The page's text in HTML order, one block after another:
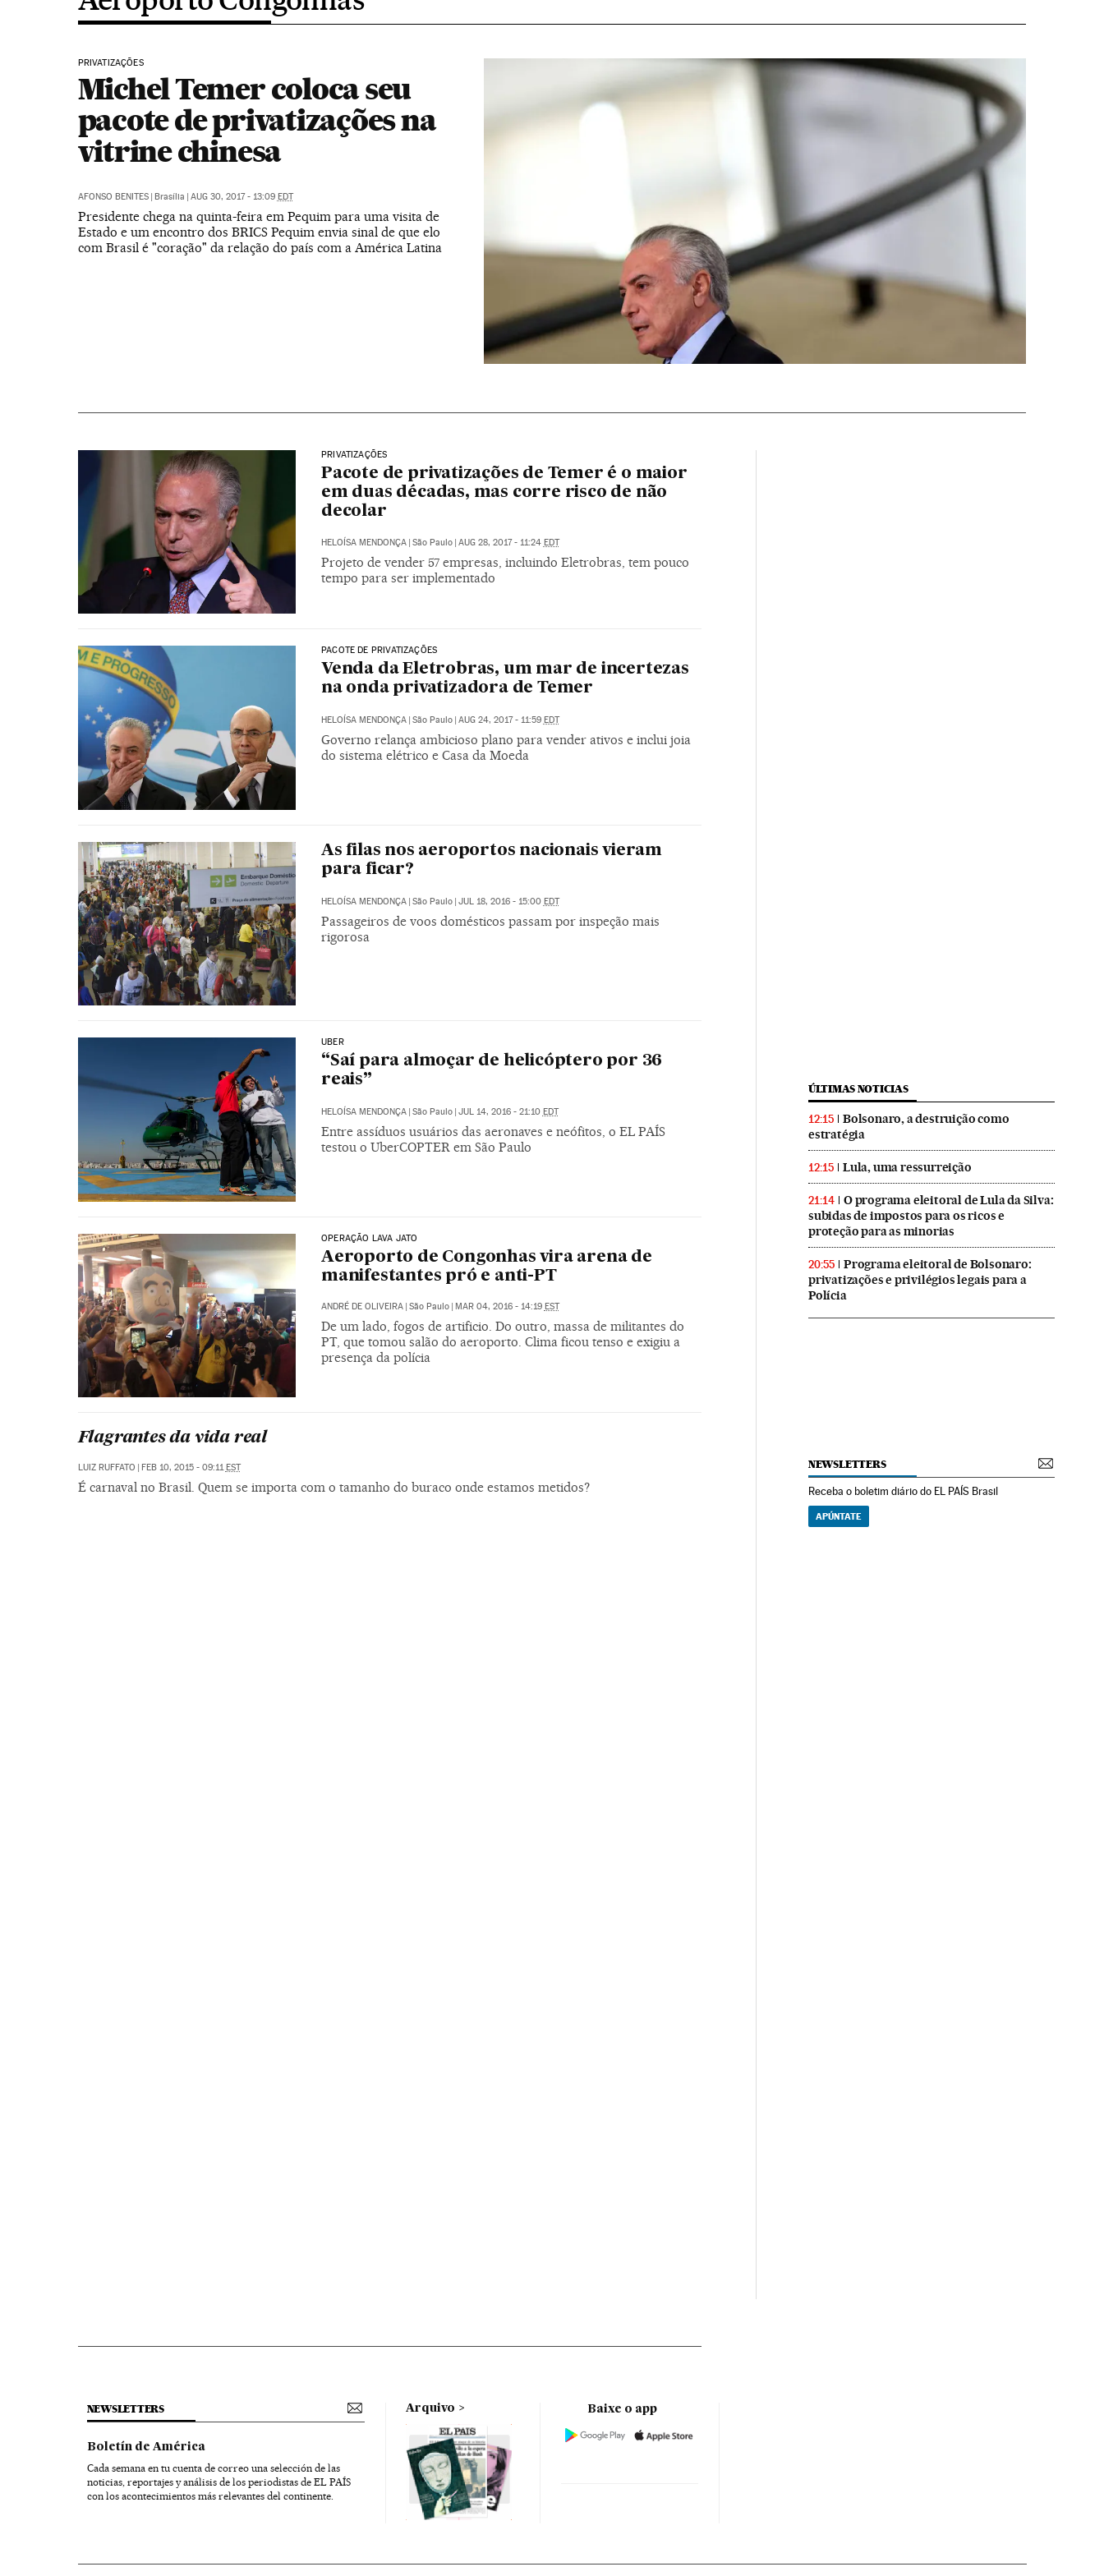
PRIVATIZAÇÕES
Michel Temer coloca seu
pacote de privatizações na
vitrine chinesa
AFONSO BENITES | Brasília | AUG 30, 2017 - 13:09 EDT
Presidente chega na quinta-feira em Pequim para uma visita de
Estado e um encontro dos BRICS Pequim envia sinal de que elo
com Brasil é "coração" da relação do país com a América Latina
PRIVATIZAÇÕES
Pacote de privatizações de Temer é o maior
em duas décadas, mas corre risco de não
decolar
HELOÍSA MENDONÇA | São Paulo | AUG 28, 2017 - 11:24 EDT
Projeto de vender 57 empresas, incluindo Eletrobras, tem pouco
tempo para ser implementado
PACOTE DE PRIVATIZAÇÕES
Venda da Eletrobras, um mar de incertezas
na onda privatizadora de Temer
HELOÍSA MENDONÇA São Paulo AUG 24, 2017 - 11:59 EDT
Governo relança ambicioso plano para vender ativos e inclui joia
do sistema elétrico e Casa da Moeda
As filas nos aeroportos nacionais vieram
para ficar?
HELOÍSA MENDONÇA São Paulo JUL 18, 2016 - 15:00 EDT
Passageiros de voos domésticos passam por inspeção mais
rigorosa
UBER
“Saí para almoçar de helicóptero por 36
reais”
HELOÍSA MENDONÇA | São Paulo | JUL 14, 2016 - 21:10 EDT
Entre assíduos usuários das aeronaves e neófitos, o EL PAÍS
testou o UberCOPTER em São Paulo
OPERAÇÃO LAVA JATO
Aeroporto de Congonhas vira arena de
manifestantes pró e anti-PT
ANDRÉ DE OLIVEIRA São Paulo MAR 04, 2016 - 14:19 EST
De um lado, fogos de artificio. Do outro, massa de militantes do
PT, que tomou salão do aeroporto. Clima ficou tenso e exigiu a
presença da polícia
Flagrantes da vida real
LUIZ RUFFATO | FEB 10, 2015 - 09:11EST
É carnaval no Brasil. Quem se importa com o tamanho do buraco onde estamos metidos?
ÚLTIMAS NOTICIAS
12:15
Bolsonaro, a destruição como
estratégia
12:15 Lula, uma ressurreição
21:14
O programa eleitoral de Lula da Silva:
subidas de impostos para os ricos e
proteção para as minorias
20:55
Programa eleitoral de Bolsonaro:
privatizações e privilégios legais para a
Polícia
NEWSLETTERS
Receba o boletim diário do EL PAÍS Brasil
APÚNTATE
NEWSLETTERS
Boletín de América
Cada semana en tu cuenta de correo una selección de las
noticias, reportajes y análisis de los periodistas de EL PAÍS
con los acontecimientos más relevantes del continente.
Arquivo Baixe o app